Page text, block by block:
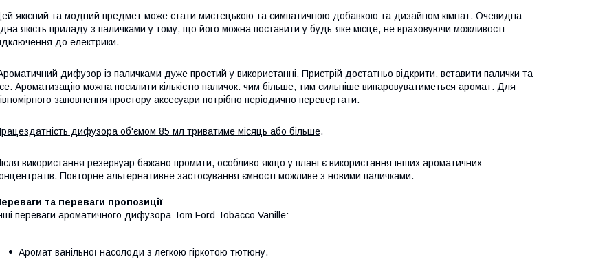
якісний та модний предмет може стати мистецькою та симпатичною добавкою та дизайном кімнат. Очевидна
якість приладу з паличками у тому, що його можна поставити у будь-яке місце, не враховуючи можливості
до електрики.
дифузор із паличками дуже простий у використанні. Пристрій достатньо відкрити, вставити палички та
Ароматизацію можна посилити кількістю паличок: чим більше, тим сильніше випаровуватиметься аромат. Для
заповнення простору аксесуари потрібно періодично перевертати.
дифузора об'ємом 85 мл триватиме місяць або більше.
використання резервуар бажано промити, особливо якщо у плані є використання інших ароматичних
Повторне альтернативне застосування ємності можливе з новими паличками.
та переваги пропозиції
переваги ароматичного дифузора Tom Ford Tobacco Vanille:
Аромат ванільної насолоди з легкою гіркотою тютюну.